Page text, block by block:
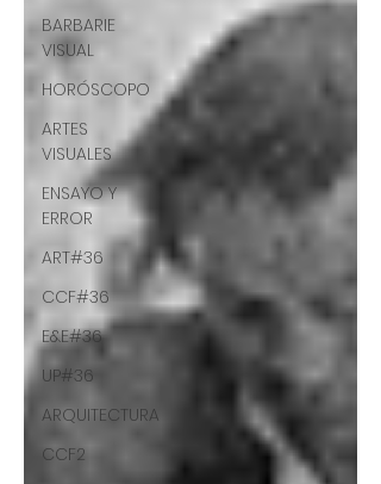
BARBARIE
VISUAL
HORÓSCOPO
ARTES
VISUALES
ENSAYO Y
ERROR
ART#36
CCF#36
E&E#36
UP#36
ARQUITECTURA
CCF2